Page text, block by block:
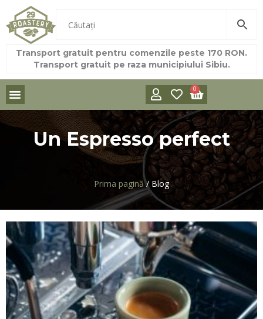
Transport gratuit pentru comenzile peste 170 RON.
Transport gratuit pe raza municipiului Sibiu.
0
Un Espresso perfect
Prima pagină/ Blog